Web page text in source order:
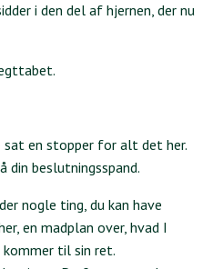
i den del af hjernen, der nu
sat en stopper for alt det her.
beslutningsspand.
nogle ting, du kan have
en madplan over, hvad I
kommer til sin ret.